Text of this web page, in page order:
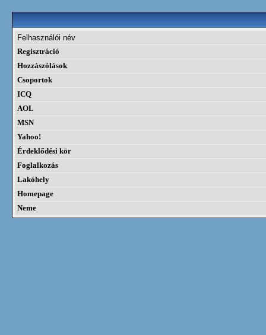
Felhasználói név
Regisztráció
Hozzászólások
Csoportok
ICQ
AOL
MSN
Yahoo!
Érdeklődési kör
Foglalkozás
Lakóhely
Homepage
Neme